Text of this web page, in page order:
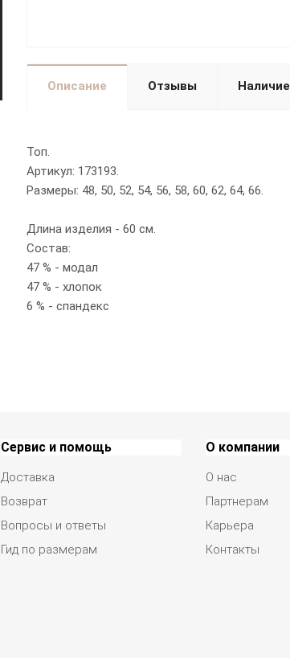
Описание Отзывы Наличие
Топ.
Артикул: 173193.
Размеры: 48, 50, 52, 54, 56, 58, 60, 62, 64, 66.
Длина изделия - 60 см.
Состав:
47 % - модал
47 % - хлопок
6 % - спандекс
Сервис и помощь
Доставка
Возврат
Вопросы и ответы
Гид по размерам
О компании
О нас
Партнерам
Карьера
Контакты